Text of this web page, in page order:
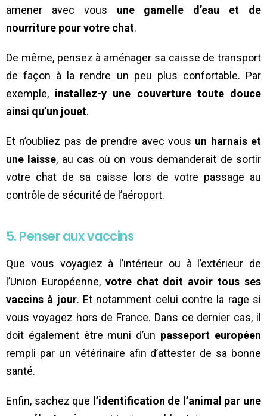
amener avec vous une gamelle d’eau et de
nourriture pour votre chat.
De même, pensez à aménager sa caisse de transport
de façon à la rendre un peu plus confortable. Par
exemple, installez-y une couverture toute douce
ainsi qu’un jouet.
Et n’oubliez pas de prendre avec vous un harnais et
une laisse, au cas où on vous demanderait de sortir
votre chat de sa caisse lors de votre passage au
contrôle de sécurité de l’aéroport.
5. Penser aux vaccins
Que vous voyagiez à l’intérieur ou à l’extérieur de
l’Union Européenne, votre chat doit avoir tous ses
vaccins à jour. Et notamment celui contre la rage si
vous voyagez hors de France. Dans ce dernier cas, il
doit également être muni d’un passeport européen
rempli par un vétérinaire afin d’attester de sa bonne
santé.
Enfin, sachez que l’identification de l’animal par une